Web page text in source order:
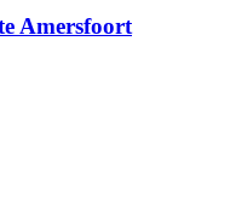
Amersfoort